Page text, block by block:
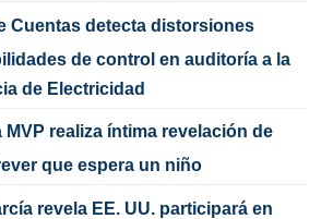
Cuentas detecta distorsiones
de control en auditoría a la
de Electricidad
MVP realiza íntima revelación de
que espera un niño
revela EE. UU. participará en